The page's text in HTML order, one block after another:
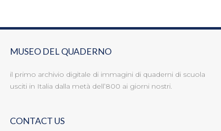
MUSEO DEL QUADERNO
il primo archivio digitale di immagini di quaderni di scuola
usciti in Italia dalla metà dell’800 ai giorni nostri.
CONTACT US